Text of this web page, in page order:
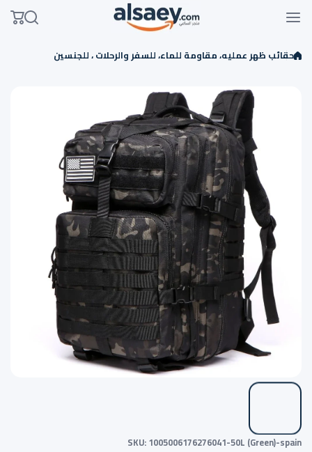
Skip to content
حقائب ظهر عمليه، مقاومة للماء، للسفر والرحلات ، للجنسين
SKU:1005006176276041-50L (Green)-spain